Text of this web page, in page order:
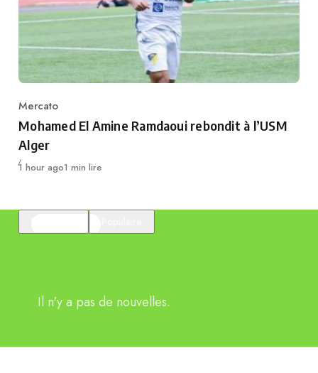
Category
Mercato
Mohamed El Amine Ramdaoui rebondit à l’USM
Alger
Publié
1 hour ago1 min lire
Il n'y a pas de nouvelles.